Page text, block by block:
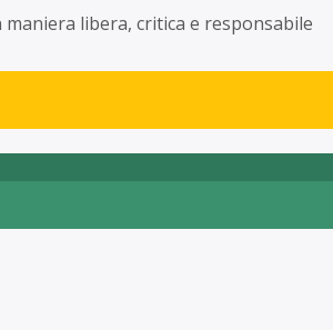
libera, critica e responsabile